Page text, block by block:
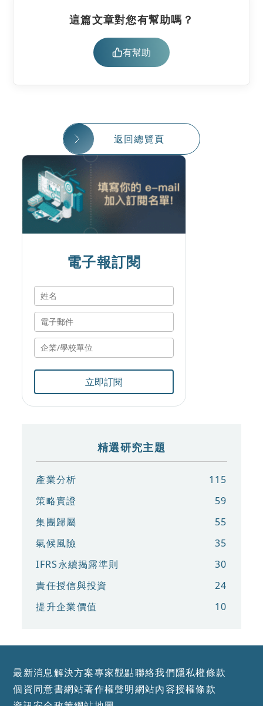
這篇文章對您有幫助嗎？
有幫助
返回總覽頁
電子報訂閱
立即訂閱
精選研究主題
產業分析
115
策略實證
59
集團歸屬
55
氣候風險
35
IFRS永續揭露準則
30
責任授信與投資
24
提升企業價值
10
最新消息解決方案專家觀點聯絡我們隱私權條款
個資同意書網站著作權聲明網站內容授權條款